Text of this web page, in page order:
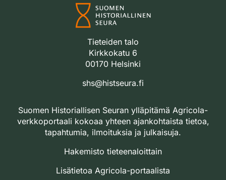
Tieteiden talo
Kirkkokatu 6
00170 Helsinki
shs@histseura.fi
Suomen Historiallisen Seuran ylläpitämä Agricola-
verkkoportaali kokoaa yhteen ajankohtaista tietoa,
tapahtumia, ilmoituksia ja julkaisuja.
Hakemisto tieteenaloittain
Lisätietoa Agricola-portaalista